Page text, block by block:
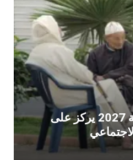
بشرى للمتقاعدين.. مشروع مالية 2027 يركز على